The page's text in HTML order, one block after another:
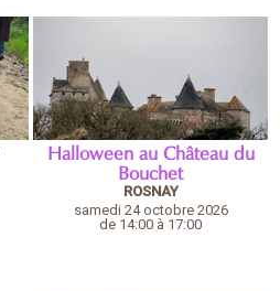
Halloween au Château du
Bouchet
ROSNAY
samedi 24 octobre 2026
de 14:00 à 17:00